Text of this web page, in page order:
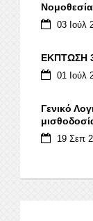
03 Ιούλ
ΕΚΠΤΩΣΗ
01 Ιούλ
Γενικό
19 Σεπ